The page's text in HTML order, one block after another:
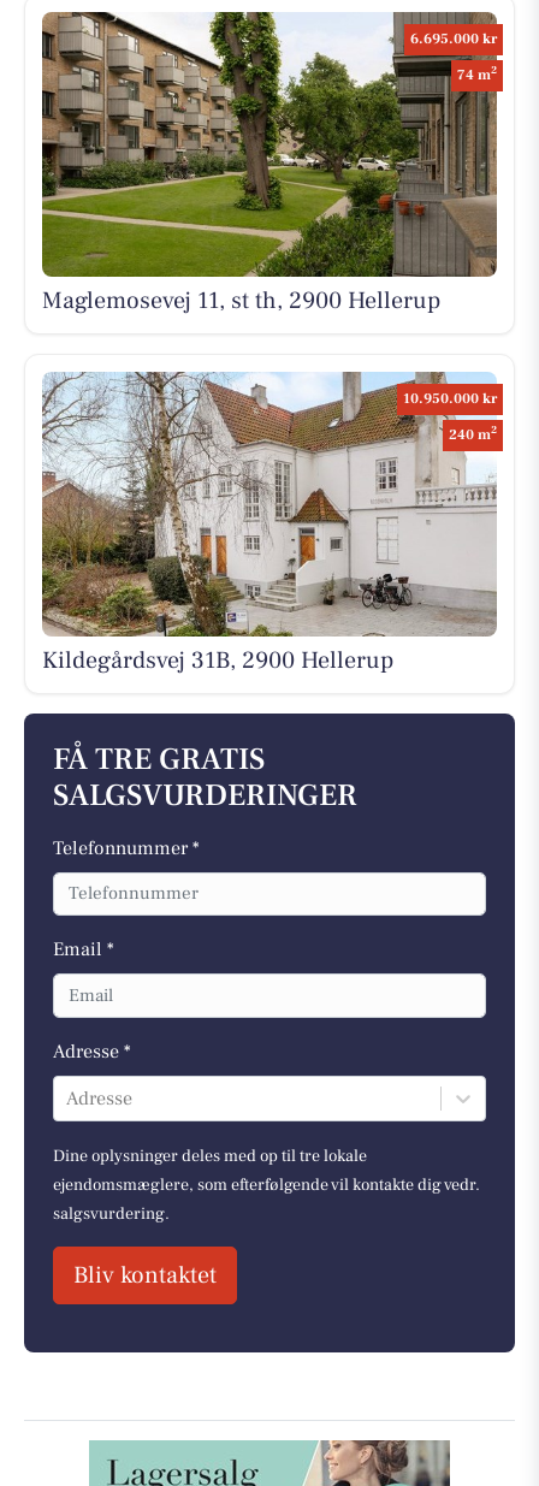
6.695.000 kr
74 m2
Maglemosevej 11, st th, 2900 Hellerup
10.950.000 kr
240 m2
Kildegårdsvej 31B, 2900 Hellerup
FÅ TRE GRATIS
SALGSVURDERINGER
Telefonnummer *
Email *
Adresse *
Adresse
Dine oplysninger deles med op til tre lokale
ejendomsmæglere, som efterfølgende vil kontakte dig vedr.
salgsvurdering.
Bliv kontaktet